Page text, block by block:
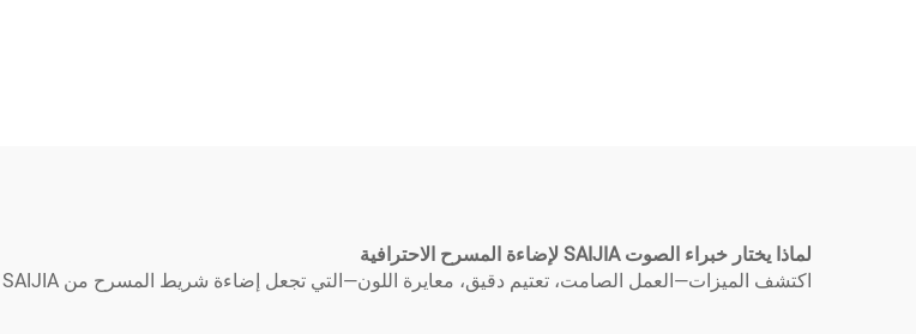
لماذا يختار خبراء الصوت SAIJIA لإضاءة المسرح الاحترافية
اكتشف الميزات—العمل الصامت، تعتيم دقيق، معايرة اللون—التي تجعل إضاءة شريط المسرح من SAIJIA الخيار الأول للمهندسين الصوتيين.